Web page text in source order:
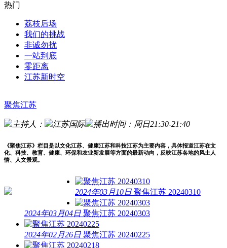
热门
荔枝后场
我们的挑战
非诚勿扰
一站到底
零距离
江苏新时空
聚焦江苏
主持人： 江苏国际 播出时间：周日21:30-21:40
《聚焦江苏》栏目是以文化江苏、健康江苏和科技江苏为主要内容，具体报道江苏在文
化、科技、教育、健康、环保和农业新发展等方面的最新动向，反映江苏各地的风土人
情、人文景观。
2024年03月10日 聚焦江苏 20240310
2024年03月04日 聚焦江苏 20240303
2024年02月26日 聚焦江苏 20240225